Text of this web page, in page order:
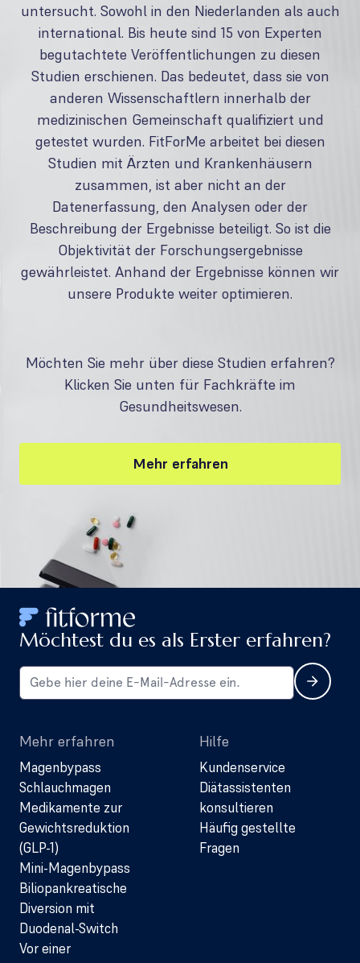
untersucht. Sowohl in den Niederlanden als auch
international. Bis heute sind 15 von Experten
begutachtete Veröffentlichungen zu diesen
Studien erschienen. Das bedeutet, dass sie von
anderen Wissenschaftlern innerhalb der
medizinischen Gemeinschaft qualifiziert und
getestet wurden. FitForMe arbeitet bei diesen
Studien mit Ärzten und Krankenhäusern
zusammen, ist aber nicht an der
Datenerfassung, den Analysen oder der
Beschreibung der Ergebnisse beteiligt. So ist die
Objektivität der Forschungsergebnisse
gewährleistet. Anhand der Ergebnisse können wir
unsere Produkte weiter optimieren.
Möchten Sie mehr über diese Studien erfahren?
Klicken Sie unten für Fachkräfte im
Gesundheitswesen.
Mehr erfahren
Möchtest du es als Erster erfahren?
Mehr erfahren
Magenbypass
Schlauchmagen
Medikamente zur
Gewichtsreduktion
(GLP-1)
Mini-Magenbypass
Biliopankreatische
Diversion mit
Duodenal-Switch
Vor einer
Hilfe
Kundenservice
Diätassistenten
konsultieren
Häufig gestellte
Fragen